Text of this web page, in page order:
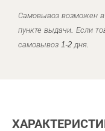
Самовывоз возможен
пункте выдачи. Если
самовывоз 1-2 дня.